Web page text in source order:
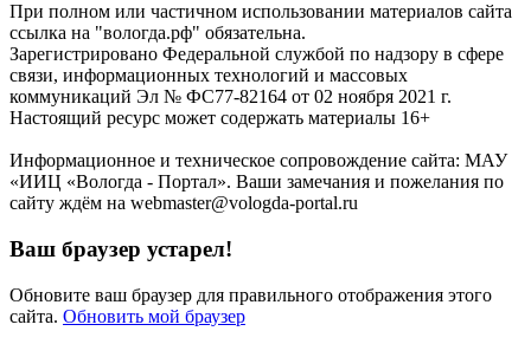
При полном или частичном использовании материалов сайта
ссылка на "вологда.рф" обязательна.
Зарегистрировано Федеральной службой по надзору в сфере
связи, информационных технологий и массовых
коммуникаций Эл № ФС77-82164 от 02 ноября 2021 г.
Настоящий ресурс может содержать материалы 16+
Информационное и техническое сопровождение сайта: МАУ
«ИИЦ «Вологда - Портал». Ваши замечания и пожелания по
сайту ждём на webmaster@vologda-portal.ru
Ваш браузер устарел!
Обновите ваш браузер для правильного отображения этого
сайта. Обновить мой браузер